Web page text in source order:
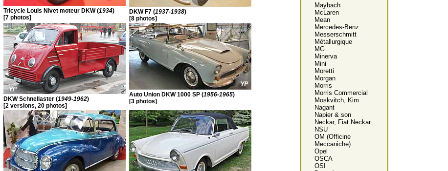
Maybach
McLaren
Mean
Mercedes-Benz
Messerschmitt
Métallurgique
MG
Minerva
Mini
Moretti
Morgan
Morris
Morris Commercial
Moskvitch, Kim
Nagant
Napier & son
Neckar, Fiat Neckar
NSU
OM (Officine
Meccaniche)
Opel
OSCA
OSI
Tricycle Louis Nivet moteur DKW (1934)
[7 photos]
DKW F7 (1937-1938)
[8 photos]
DKW Schnellaster (1949-1962)
[2 versions, 20 photos]
Auto Union DKW 1000 SP (1956-1965)
[3 photos]